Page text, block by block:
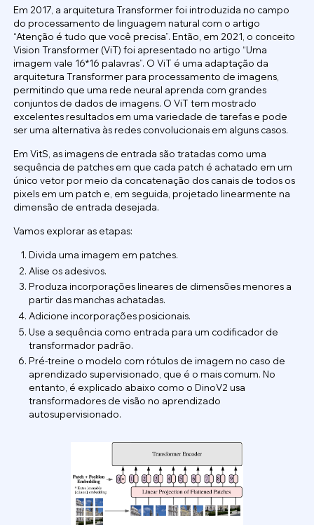
Em 2017, a arquitetura Transformer foi introduzida no campo
do processamento de linguagem natural com o artigo
“Atenção é tudo que você precisa”. Então, em 2021, o conceito
Vision Transformer (ViT) foi apresentado no artigo “Uma
imagem vale 16*16 palavras”. O ViT é uma adaptação da
arquitetura Transformer para processamento de imagens,
permitindo que uma rede neural aprenda com grandes
conjuntos de dados de imagens. O ViT tem mostrado
excelentes resultados em uma variedade de tarefas e pode
ser uma alternativa às redes convolucionais em alguns casos.
Em VitS, as imagens de entrada são tratadas como uma
sequência de patches em que cada patch é achatado em um
único vetor por meio da concatenação dos canais de todos os
pixels em um patch e, em seguida, projetado linearmente na
dimensão de entrada desejada.
Vamos explorar as etapas:
Divida uma imagem em patches.
Alise os adesivos.
Produza incorporações lineares de dimensões menores a
partir das manchas achatadas.
Adicione incorporações posicionais.
Use a sequência como entrada para um codificador de
transformador padrão.
Pré-treine o modelo com rótulos de imagem no caso de
aprendizado supervisionado, que é o mais comum. No
entanto, é explicado abaixo como o DinoV2 usa
transformadores de visão no aprendizado
autosupervisionado.